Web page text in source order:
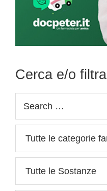
Cerca e/o filtra